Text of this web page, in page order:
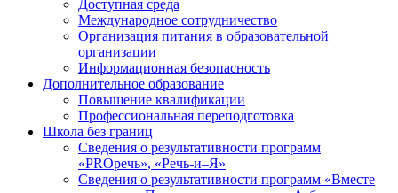
Доступная среда
Международное сотрудничество
Организация питания в образовательной
организации
Информационная безопасность
Дополнительное образование
Повышение квалификации
Профессиональная переподготовка
Школа без границ
Сведения о результативности программ
«PROречь», «Речь-и–Я»
Сведения о результативности программ «Вместе